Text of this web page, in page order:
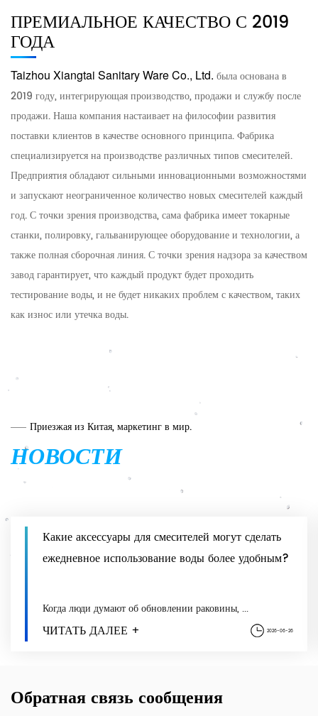
ПРЕМИАЛЬНОЕ КАЧЕСТВО С 2019
ГОДА
Taizhou Xiangtai Sanitary Ware Co., Ltd. была основана в
2019 году, интегрирующая производство, продажи и службу после
продажи. Наша компания настаивает на философии развития
поставки клиентов в качестве основного принципа. Фабрика
специализируется на производстве различных типов смесителей.
Предприятия обладают сильными инновационными возможностями
и запускают неограниченное количество новых смесителей каждый
год. С точки зрения производства, сама фабрика имеет токарные
станки, полировку, гальванирующее оборудование и технологии, а
также полная сборочная линия. С точки зрения надзора за качеством
завод гарантирует, что каждый продукт будет проходить
тестирование воды, и не будет никаких проблем с качеством, таких
как износ или утечка воды.
Приезжая из Китая, маркетинг в мир.
НОВОСТИ
Какие аксессуары для смесителей могут сделать
ежедневное использование воды более удобным?
Когда люди думают об обновлении раковины, ...
ЧИТАТЬ ДАЛЕЕ + 2026-06-26
Обратная связь сообщения